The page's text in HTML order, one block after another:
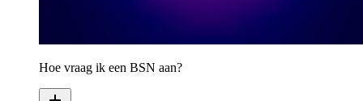
Hoe vraag ik een BSN aan?